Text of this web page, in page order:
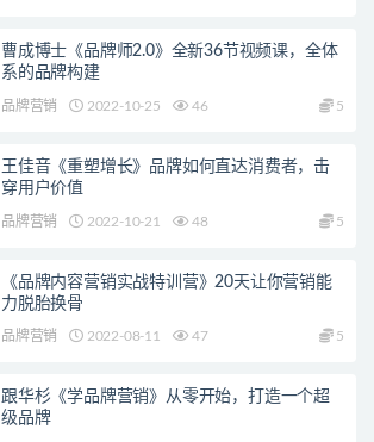
曹成博士《品牌师2.0》全新36节视频课，全体
系的品牌构建
品牌营销 2022-10-25 46 5
王佳音《重塑增长》品牌如何直达消费者，击
穿用户价值
品牌营销 2022-10-21 48 5
《品牌内容营销实战特训营》20天让你营销能
力脱胎换骨
品牌营销 2022-08-11 47 5
跟华杉《学品牌营销》从零开始，打造一个超
级品牌